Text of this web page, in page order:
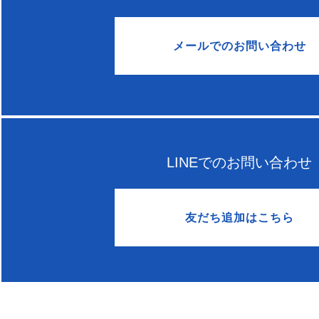
メールでのお問い合わせ
LINEでのお問い合わせ
友だち追加はこちら